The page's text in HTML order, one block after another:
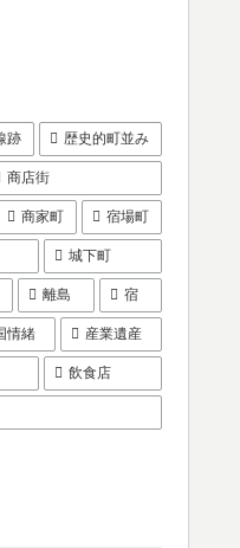
跡 歴史的町並み
商店街
商家町 宿場町
城下町
離島 宿
情緒 産業遺産
飲食店